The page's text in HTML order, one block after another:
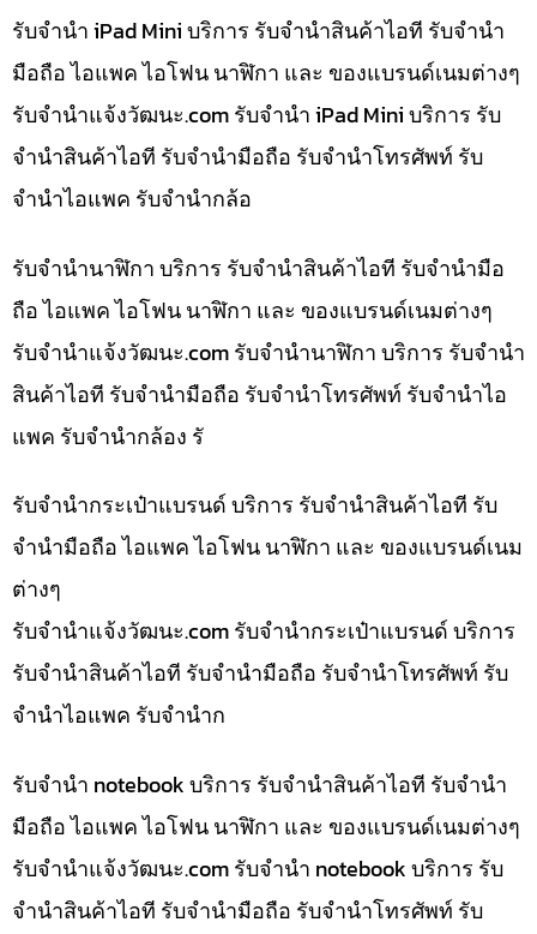
รับจำนำ iPad Mini บริการ รับจำนำสินค้าไอที รับจำนำ
มือถือ ไอแพค ไอโฟน นาฬิกา และ ของแบรนด์เนมต่างๆ
รับจํานําแจ้งวัฒนะ.com รับจำนำ iPad Mini บริการ รับ
จำนำสินค้าไอที รับจำนำมือถือ รับจำนำโทรศัพท์ รับ
จำนำไอแพค รับจำนำกล้อ
รับจำนำนาฬิกา บริการ รับจำนำสินค้าไอที รับจำนำมือ
ถือ ไอแพค ไอโฟน นาฬิกา และ ของแบรนด์เนมต่างๆ
รับจํานําแจ้งวัฒนะ.com รับจำนำนาฬิกา บริการ รับจำนำ
สินค้าไอที รับจำนำมือถือ รับจำนำโทรศัพท์ รับจำนำไอ
แพค รับจำนำกล้อง รั
รับจำนำกระเป๋าแบรนด์ บริการ รับจำนำสินค้าไอที รับ
จำนำมือถือ ไอแพค ไอโฟน นาฬิกา และ ของแบรนด์เนม
ต่างๆ
รับจํานําแจ้งวัฒนะ.com รับจำนำกระเป๋าแบรนด์ บริการ
รับจำนำสินค้าไอที รับจำนำมือถือ รับจำนำโทรศัพท์ รับ
จำนำไอแพค รับจำนำก
รับจำนำ notebook บริการ รับจำนำสินค้าไอที รับจำนำ
มือถือ ไอแพค ไอโฟน นาฬิกา และ ของแบรนด์เนมต่างๆ
รับจํานําแจ้งวัฒนะ.com รับจำนำ notebook บริการ รับ
จำนำสินค้าไอที รับจำนำมือถือ รับจำนำโทรศัพท์ รับ